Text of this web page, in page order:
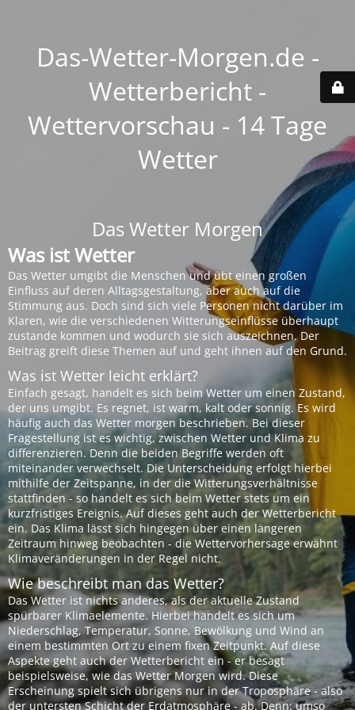
Das-Wetter-Morgen.de -
Wetterbericht -
Wettervorschau - 14 Tage
Wetter
Das Wetter Morgen
Was ist Wetter
Das Wetter umgibt die Menschen und übt einen großen
Einfluss auf deren Alltagsgestaltung, aber auch auf die
Stimmung aus. Doch sind sich viele Personen nicht darüber im
Klaren, wie die verschiedenen Witterungseinflüsse überhaupt
zustande kommen und wodurch sie sich auszeichnen. Der
Beitrag greift diese Themen auf und geht ihnen auf den Grund.
Was ist Wetter leicht erklärt?
Einfach gesagt, handelt es sich beim Wetter um einen Zustand,
der uns umgibt. Es regnet, ist warm, kalt oder sonnig. Es wird
häufig auch das Wetter morgen beschrieben. Bei dieser
Fragestellung ist es wichtig, zwischen Wetter und Klima zu
differenzieren. Denn die beiden Begriffe werden oft
miteinander verwechselt. Die Unterscheidung erfolgt hierbei
mithilfe der Zeitspanne, in der die Witterungsverhältnisse
stattfinden - so handelt es sich beim Wetter stets um ein
kurzfristiges Ereignis. Auf dieses geht auch der Wetterbericht
ein. Das Klima lässt sich hingegen über einen längeren
Zeitraum hinweg beobachten - die Wettervorhersage erwähnt
Klimaveränderungen in der Regel nicht.
Wie beschreibt man das Wetter?
Das Wetter ist nichts anderes, als der aktuelle Zustand
spürbarer Klimaelemente. Hierbei handelt es sich um
Niederschlag, Temperatur, Sonne, Bewölkung und Wind an
einem bestimmten Ort zu einem fixen Zeitpunkt. Auf diese
Aspekte geht auch der Wetterbericht ein - er besagt
beispielsweise, wie das Wetter Morgen wird. Diese
Erscheinung spielt sich übrigens nur in der Troposphäre - also
der untersten Schicht der Erdatmosphäre - ab. Denn: umso